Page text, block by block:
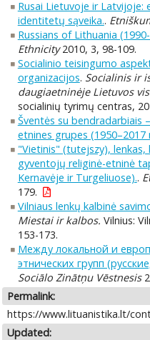
Rusai Lietuvoje ir Latvijoje:
identitetų sąveika..
Russians of Lithuania
Ethnicity2010, 3, 98-109.
Socialinio teisingumo
organizacijos. Socialinis ir
daugiaetninėje Lietuvos
socialinių tyrimų centras,
Šventės su bendradarbiais
etnines grupes (1950–2017
"Vietinis" (tutejszy),
gyventojų religinė-etninė
Kernavėje ir Turgeliuose)..
179.
Vilniaus lenkų kalbinė
Miestai ir kalbos. Vilnius:
153-173.
Между локальной и
этнических групп
Sociālo Zinātņu Vēstnesis
Permalink:
https://www.lituanistika.lt/
Updated: